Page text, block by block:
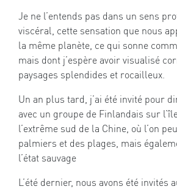
Je ne l’entends pas dans un sens
viscéral, cette sensation que nous
la même planète, ce qui sonne
mais dont j’espère avoir visualisé
paysages splendides et rocailleux.
Un an plus tard, j’ai été invité pour
avec un groupe de Finlandais sur
l’extrême sud de la Chine, où l’on
palmiers et des plages, mais
l’état sauvage
L’été dernier, nous avons été invités